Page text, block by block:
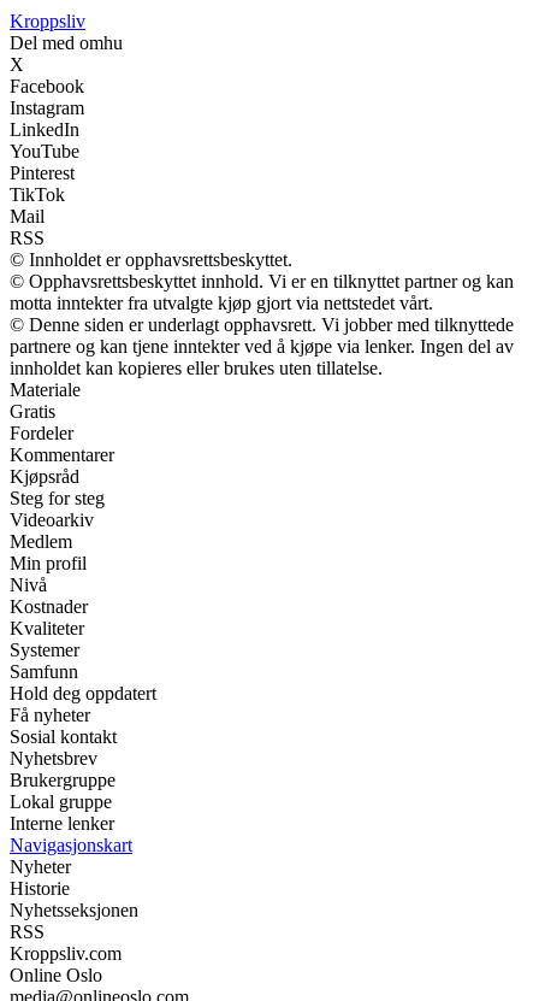
Kroppsliv
Del med omhu
X
Facebook
Instagram
LinkedIn
YouTube
Pinterest
TikTok
Mail
RSS
© Innholdet er opphavsrettsbeskyttet.
© Opphavsrettsbeskyttet innhold. Vi er en tilknyttet partner og kan
motta inntekter fra utvalgte kjøp gjort via nettstedet vårt.
© Denne siden er underlagt opphavsrett. Vi jobber med tilknyttede
partnere og kan tjene inntekter ved å kjøpe via lenker. Ingen del av
innholdet kan kopieres eller brukes uten tillatelse.
Materiale
Gratis
Fordeler
Kommentarer
Kjøpsråd
Steg for steg
Videoarkiv
Medlem
Min profil
Nivå
Kostnader
Kvaliteter
Systemer
Samfunn
Hold deg oppdatert
Få nyheter
Sosial kontakt
Nyhetsbrev
Brukergruppe
Lokal gruppe
Interne lenker
Navigasjonskart
Nyheter
Historie
Nyhetsseksjonen
RSS
Kroppsliv.com
Online Oslo
media@onlineoslo.com